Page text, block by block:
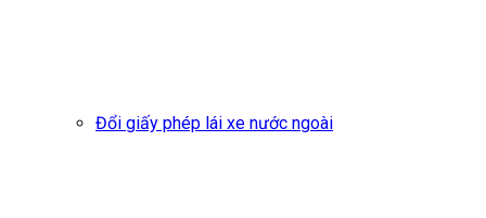
Đổi giấy phép lái xe nước ngoài